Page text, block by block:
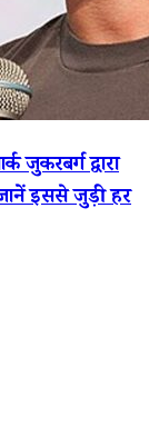
द्वारा
इससे जुड़ी हर